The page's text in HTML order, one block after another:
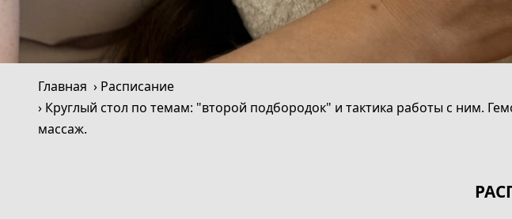
Главная
Расписание
Круглый стол по темам: "второй подбородок" и тактика работы с ним.
массаж.